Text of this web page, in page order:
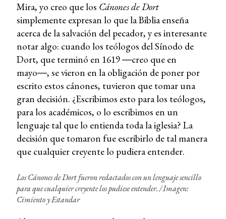
Mira, yo creo que los Cánones de Dort
simplemente expresan lo que la Biblia enseña
acerca de la salvación del pecador, y es interesante
notar algo: cuando los teólogos del Sínodo de
Dort, que terminó en 1619 ―creo que en
mayo―, se vieron en la obligación de poner por
escrito estos cánones, tuvieron que tomar una
gran decisión. ¿Escribimos esto para los teólogos,
para los académicos, o lo escribimos en un
lenguaje tal que lo entienda toda la iglesia? La
decisión que tomaron fue escribirlo de tal manera
que cualquier creyente lo pudiera entender.
Los Cánones de Dort fueron redactados con un lenguaje sencillo
para que cualquier creyente los pudiese entender. /Imagen:
Cimiento y Estandar